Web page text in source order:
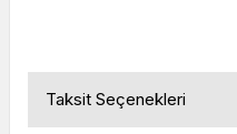
Taksit Seçenekleri